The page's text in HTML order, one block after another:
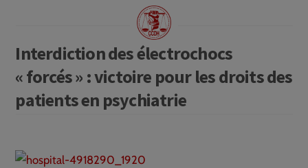
Interdiction des électrochocs
« forcés » : victoire pour les droits des
patients en psychiatrie